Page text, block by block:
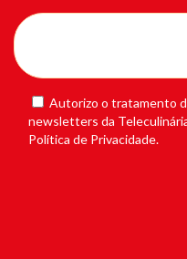
Autorizo o tratamento
newsletters da
Política de Privacidade.